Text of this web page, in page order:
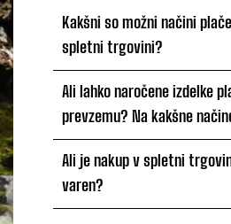
Kakšni so možni načini
spletni trgovini?
Ali lahko naročene izdelke
prevzemu? Na kakšne
Ali je nakup v spletni
varen?